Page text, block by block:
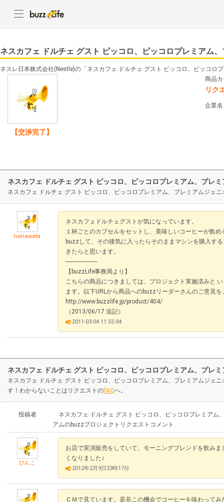
ネスカフェ ドルチェ グスト ピッコロ、ピッコロプレミアム
ネスレ日本株式会社(Nestle)の「ネスカフェ ドルチェ グスト ピッコロ、ピッコ
【交渉完了】
商品
リク
企業
ネスカフェ ドルチェ グスト ピッコロ、ピッコロプレミアム、プレ
ネスカフェ ドルチェ グスト ピッコロ、ピッコロプレミアム、プレミアムジェ
hahawata
ネスカフェドルチェグストが気になっています。
１杯ごとのカプセルをセットし、美味しいコーヒーが飲
buzzして、その後気に入ったらそのままマシンを購入す
きたらと思います。
---------------------
【buzzLife事務局より】
こちらの商品につきましては、プロジェクト実施済みと
ます。以下URLから商品へのbuzzリーダーさんのご意見
http://www.buzzlife.jp/product/404/
（2013/06/17 追記）
2011-03-04 11:55:04
ネスカフェ ドルチェ グスト ピッコロ、ピッコロプレミアム、プレ
ネスカフェ ドルチェ グスト ピッコロ、ピッコロプレミアム、プレミアムジェ
す！わからないことはリクエストのFAQへ。
投稿者
ネスカフェ ドルチェ グスト ピッコロ、ピッコロプレミアム
アムのbuzzプロジェクトリクエストコメント
ひんこ
お店で実演販売をしていて、モーニングブレンドを飲み
くなりました♪
2012年2月9日23時17分
ＣＭで見ています。是非この機会でコーヒーを味わってみ